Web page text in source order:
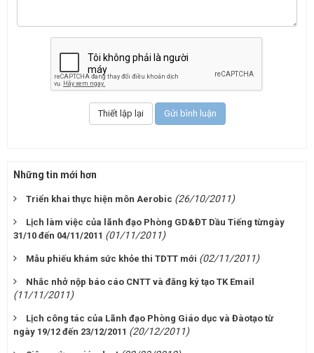
Những tin mới hơn
Triển khai thực hiện môn Aerobic (26/10/2011)
Lịch làm việc của lãnh đạo Phòng GD&ĐT Dầu Tiếng từngày
31/10 đến 04/11/2011 (01/11/2011)
Mẫu phiếu khám sức khỏe thi TDTT mới (02/11/2011)
Nhắc nhở nộp báo cáo CNTT và đăng ký tạo TK Email
(11/11/2011)
Lịch công tác của Lãnh đạo Phòng Giáo dục và Đàotạo từ
ngày 19/12 đến 23/12/2011 (20/12/2011)